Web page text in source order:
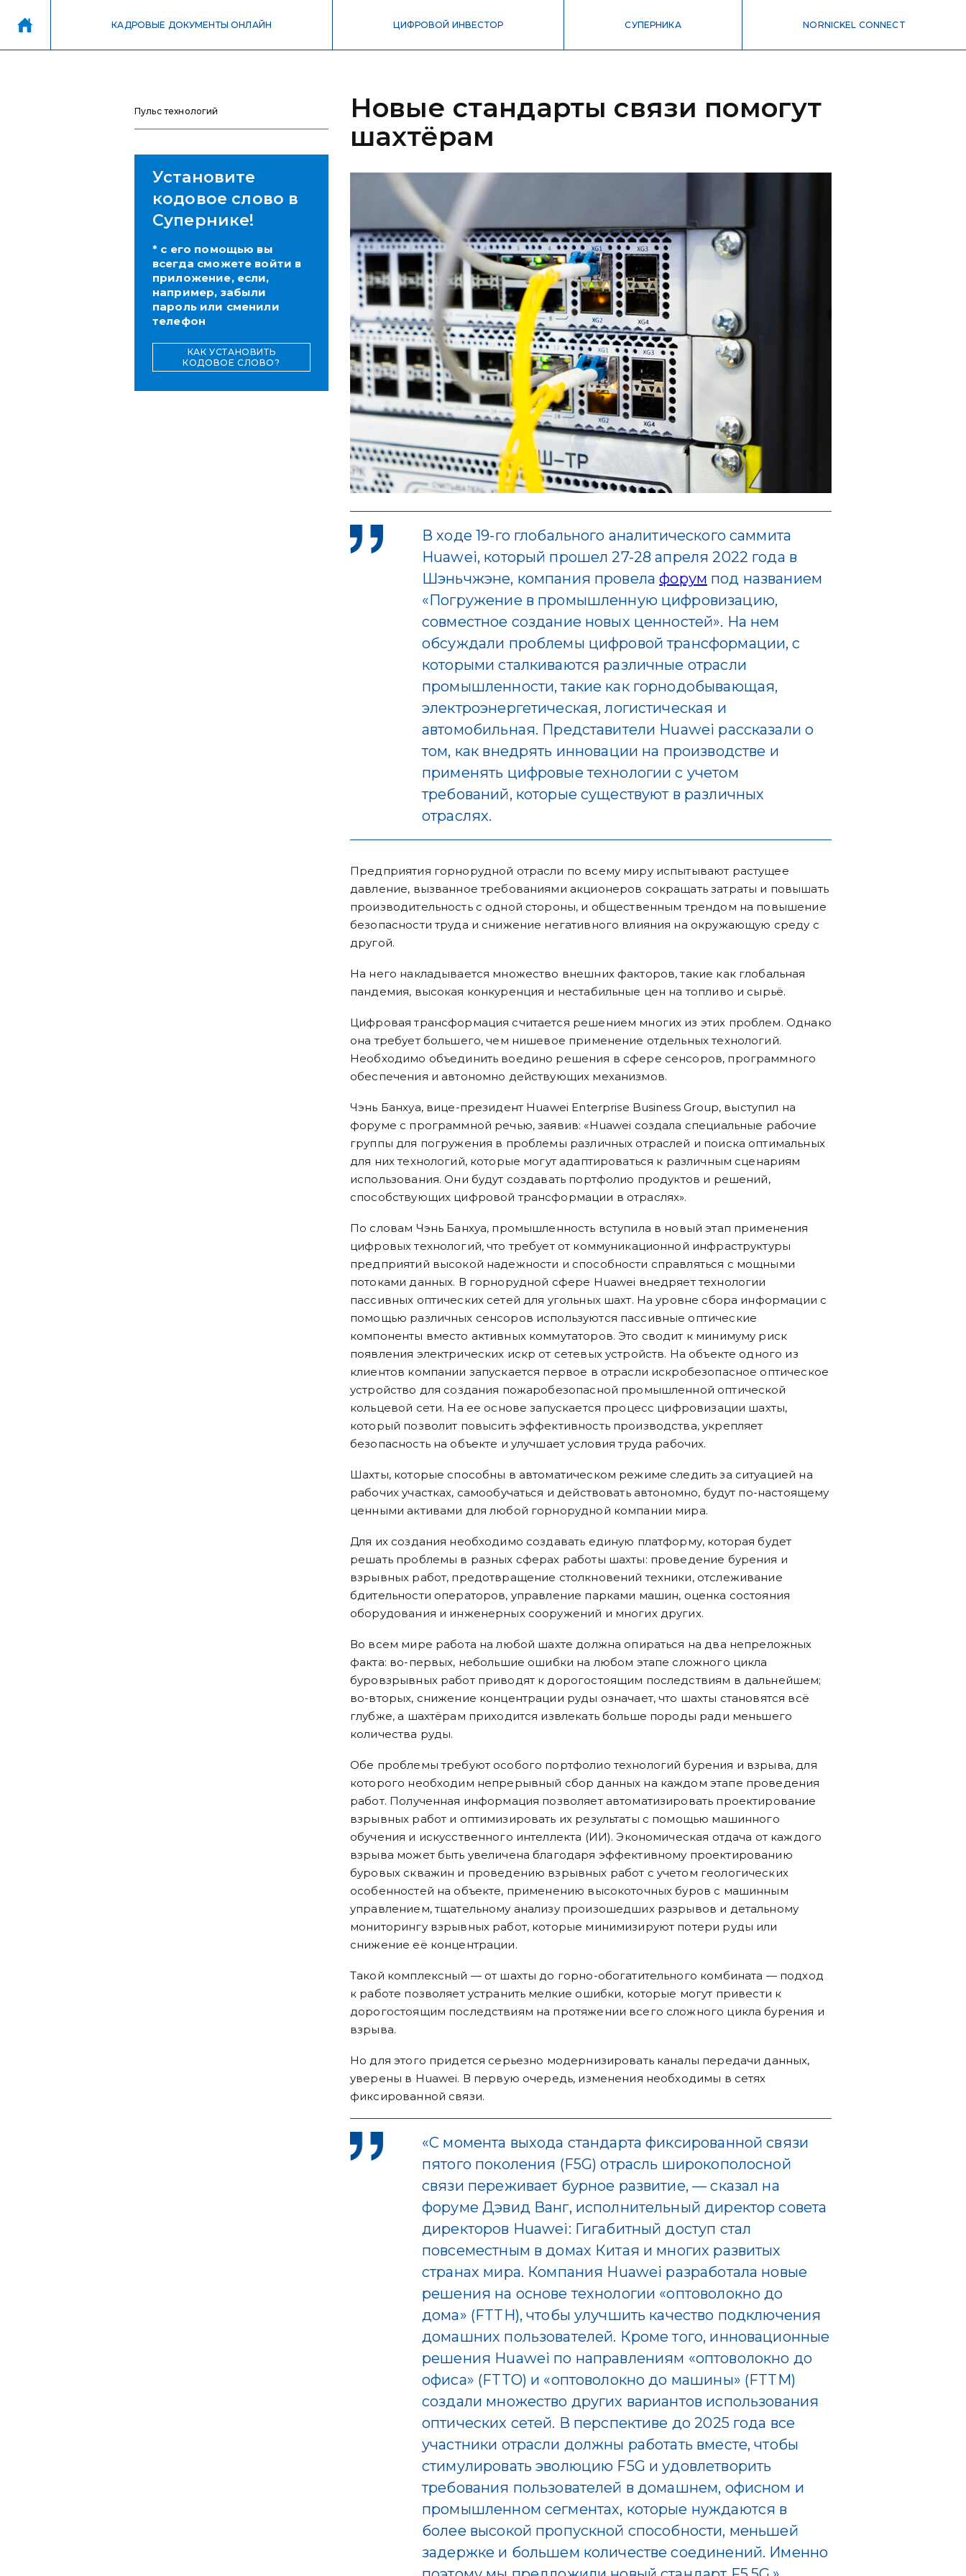
КАДРОВЫЕ ДОКУМЕНТЫ ОНЛАЙН ЦИФРОВОЙ ИНВЕСТОР СУПЕРНИКА NORNICKEL CONNECT
Пульс технологий
Установите
кодовое слово в
Супернике!
* с его помощью вы
всегда сможете войти в
приложение, если,
например, забыли
пароль или сменили
телефон
КАК УСТАНОВИТЬ
КОДОВОЕ СЛОВО?
Новые стандарты связи помогут
шахтёрам
В ходе 19-го глобального аналитического саммита
Huawei, который прошел 27-28 апреля 2022 года в
Шэньчжэне, компания провелафорум под названием
«Погружение в промышленную цифровизацию,
совместное создание новых ценностей». На нем
обсуждали проблемы цифровой трансформации, с
которыми сталкиваются различные отрасли
промышленности, такие как горнодобывающая,
электроэнергетическая, логистическая и
автомобильная. Представители Huawei рассказали о
том, как внедрять инновации на производстве и
применять цифровые технологии с учетом
требований, которые существуют в различных
отраслях.
Предприятия горнорудной отрасли по всему миру испытывают растущее
давление, вызванное требованиями акционеров сокращать затраты и повышать
производительность с одной стороны, и общественным трендом на повышение
безопасности труда и снижение негативного влияния на окружающую среду с
другой.
На него накладывается множество внешних факторов, такие как глобальная
пандемия, высокая конкуренция и нестабильные цен на топливо и сырьё.
Цифровая трансформация считается решением многих из этих проблем. Однако
она требует большего, чем нишевое применение отдельных технологий.
Необходимо объединить воедино решения в сфере сенсоров, программного
обеспечения и автономно действующих механизмов.
Чэнь Банхуа, вице-президент Huawei Enterprise Business Group, выступил на
форуме с программной речью, заявив: «Huawei создала специальные рабочие
группы для погружения в проблемы различных отраслей и поиска оптимальных
для них технологий, которые могут адаптироваться к различным сценариям
использования. Они будут создавать портфолио продуктов и решений,
способствующих цифровой трансформации в отраслях».
По словам Чэнь Банхуа, промышленность вступила в новый этап применения
цифровых технологий, что требует от коммуникационной инфраструктуры
предприятий высокой надежности и способности справляться с мощными
потоками данных. В горнорудной сфере Huawei внедряет технологии
пассивных оптических сетей для угольных шахт. На уровне сбора информации с
помощью различных сенсоров используются пассивные оптические
компоненты вместо активных коммутаторов. Это сводит к минимуму риск
появления электрических искр от сетевых устройств. На объекте одного из
клиентов компании запускается первое в отрасли искробезопасное оптическое
устройство для создания пожаробезопасной промышленной оптической
кольцевой сети. На ее основе запускается процесс цифровизации шахты,
который позволит повысить эффективность производства, укрепляет
безопасность на объекте и улучшает условия труда рабочих.
Шахты, которые способны в автоматическом режиме следить за ситуацией на
рабочих участках, самообучаться и действовать автономно, будут по-настоящему
ценными активами для любой горнорудной компании мира.
Для их создания необходимо создавать единую платформу, которая будет
решать проблемы в разных сферах работы шахты: проведение бурения и
взрывных работ, предотвращение столкновений техники, отслеживание
бдительности операторов, управление парками машин, оценка состояния
оборудования и инженерных сооружений и многих других.
Во всем мире работа на любой шахте должна опираться на два непреложных
факта: во-первых, небольшие ошибки на любом этапе сложного цикла
буровзрывных работ приводят к дорогостоящим последствиям в дальнейшем;
во-вторых, снижение концентрации руды означает, что шахты становятся всё
глубже, а шахтёрам приходится извлекать больше породы ради меньшего
количества руды.
Обе проблемы требуют особого портфолио технологий бурения и взрыва, для
которого необходим непрерывный сбор данных на каждом этапе проведения
работ. Полученная информация позволяет автоматизировать проектирование
взрывных работ и оптимизировать их результаты с помощью машинного
обучения и искусственного интеллекта (ИИ). Экономическая отдача от каждого
взрыва может быть увеличена благодаря эффективному проектированию
буровых скважин и проведению взрывных работ с учетом геологических
особенностей на объекте, применению высокоточных буров с машинным
управлением, тщательному анализу произошедших разрывов и детальному
мониторингу взрывных работ, которые минимизируют потери руды или
снижение её концентрации.
Такой комплексный — от шахты до горно-обогатительного комбината — подход
к работе позволяет устранить мелкие ошибки, которые могут привести к
дорогостоящим последствиям на протяжении всего сложного цикла бурения и
взрыва.
Но для этого придется серьезно модернизировать каналы передачи данных,
уверены в Huawei. В первую очередь, изменения необходимы в сетях
фиксированной связи.
«С момента выхода стандарта фиксированной связи
пятого поколения (F5G) отрасль широкополосной
связи переживает бурное развитие, — сказал на
форуме Дэвид Ванг, исполнительный директор совета
директоров Huawei: Гигабитный доступ стал
повсеместным в домах Китая и многих развитых
странах мира. Компания Huawei разработала новые
решения на основе технологии «оптоволокно до
дома» (FTTH), чтобы улучшить качество подключения
домашних пользователей. Кроме того, инновационные
решения Huawei по направлениям «оптоволокно до
офиса» (FTTO) и «оптоволокно до машины» (FTTM)
создали множество других вариантов использования
оптических сетей. В перспективе до 2025 года все
участники отрасли должны работать вместе, чтобы
стимулировать эволюцию F5G и удовлетворить
требования пользователей в домашнем, офисном и
промышленном сегментах, которые нуждаются в
более высокой пропускной способности, меньшей
задержке и большем количестве соединений. Именно